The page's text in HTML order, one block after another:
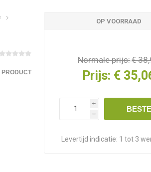
OP VOORRAAD
Normale prijs:€
Prijs: €
i
h
Levertijd indicatie: 1 tot 3